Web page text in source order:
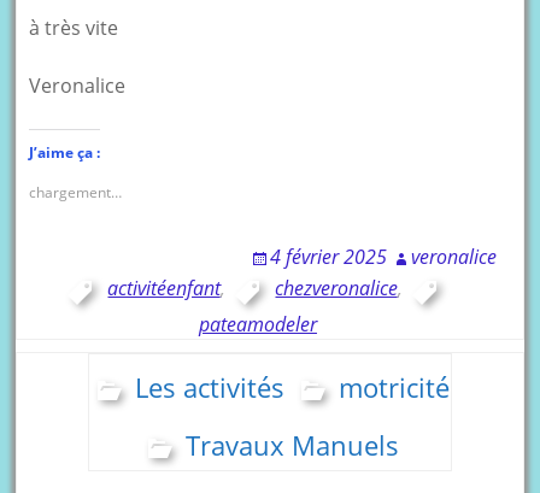
à très vite
Veronalice
J’aime ça :
chargement…
4 février 2025
veronalice
activitéenfant, chezveronalice,
pateamodeler
Les activités
motricité
Travaux Manuels